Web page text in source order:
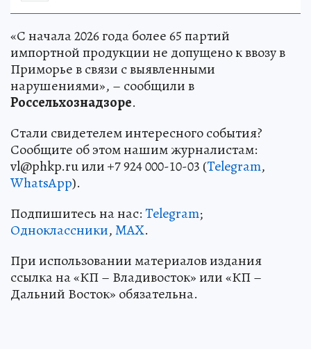
«С начала 2026 года более 65 партий
импортной продукции не допущено к ввозу в
Приморье в связи с выявленными
нарушениями», – сообщили в
Россельхознадзоре.
Стали свидетелем интересного события?
Сообщите об этом нашим журналистам:
vl@phkp.ru или +7 924 000-10-03 (Telegram,
WhatsApp).
Подпишитесь на нас:Telegram;
Одноклассники,MAX.
При использовании материалов издания
ссылка на «КП – Владивосток» или «КП –
Дальний Восток» обязательна.